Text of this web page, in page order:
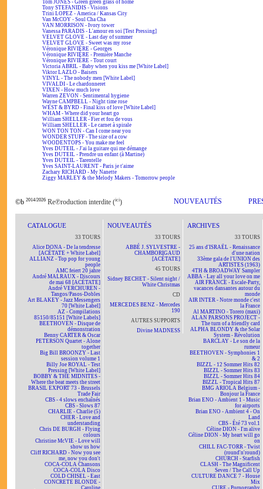
Tom JONES - Green green grass of home
Tony STEFANIDIS - Visions
Trini LOPEZ - America / Kansas City
Van McCOY - Soul Cha Cha
VAN MORRISON - Ivory tower
Vanessa PARADIS - L'amour en soi [Test Pressing]
VELVET GLOVE - Last day of summer
VELVET GLOVE - Sweet was my rose
Véronique RIVIÈRE - Georges
Véronique RIVIÈRE - Première Manche
Véronique RIVIÈRE - Tout court
Victoria ABRIL - Baby when you kiss me [White Label]
Viktor LAZLO - Baisers
VINYL - The nobody men [White Label]
VIVALDI - Le chardonneret
VIXEN - How much love
Warren ZEVON - Sentimental hygiene
Wayne CAMPBELL - Night time rose
WEST & BYRD - Final kiss of love [White Label]
WHAM - Where did your heart go
William SHELLER - Fier et fou de vous
William SHELLER - Le carnet à spirale
WON TON TON - Can I come near you
WONDER STUFF - The size of a cow
WOODENTOPS - You make me feel
Yves DUTEIL - J'ai la guitare qui me démange
Yves DUTEIL - Prendre un enfant (à Martine)
Yves DUTEIL - Tarentelle
Yves SAINT-LAURENT - Paris je t'aime
Zachary RICHARD - My Nanette
Ziggy MARLEY & the Melody Makers - Tomorrow people
©b 2014/2026 Re℗roduction interdite (ici) NOUVEAUTÉS
CATALOGUE
33 TOURS
Alice DONA - De la tendresse
[ACÉTATE + White Label]
ALLIANZ - Top pop for young
people
AMC feiert 20 jahre
André MALRAUX - Discours
de mai 68 [ACÉTATE]
André VERCHUREN -
Tangos/Pasos-Dobles
Art BLAKEY - Jazz Messengers
70 [White Label]
AZ - Compilations
85150/85151 [White Labels]
BEETHOVEN - Disque de
démonstration
Benny CARTER & Oscar
PETERSON Quartet - Alone
together
Big Bill BROONZY - Last
session volume 1
Billy Joe ROYAL - Test
Pressing [White Label]
BOBBY & THE MIDNITES -
Where the beat meets the street
BRASIL EXPORT 73 - Brussels
Trade Fair
CBS - 4 slows enchaînés
CBS - Slows 87
CHARLIE - Charlie (5)
CHER - Love and
understanding
Chris DE BURGH - Flying
colours
Christine McVIE - Love will
show us how
Cliff RICHARD - Now you see
me, now you don't
COCA-COLA Chansons
COCA-COLA Disco
COLD CHISEL - East
CONCRETE BLONDE -
Caroline
NOUVEAUTÉS
33 TOURS
ABBÉ J. SYLVESTRE -
CHAMBORIGAUD
[ACÉTATE]
45 TOURS
Sidney BECHET - Silent night /
White Christmas
CD
MERCEDES BENZ - Mercedes
190
AUTRES SUPPORTS
Divine MADNESS
ARCHIVES
33 TOURS
25 ans d'ISRAËL - Renaissance
d'une nation
33ème gala de l'UNION des
ARTISTES (1963)
4TH & BROADWAY Sampler
ABBA - Lay all your love on me
AIR FRANCE - Escale-Party,
vacances dansantes autour du
monde
AIR INTER - Notre monde c'est
la France
Al MARTINO - Torero (maxi)
ALAN PARSONS PROJECT -
The turn of a friendly card
ALPHA BLONDY & the Solar
System - Révolution
BARCLAY - Le son de la
rumeur
BEETHOVEN - Symphonies 1
& 2
BIZZL - 12 Sommer Hits 82
BIZZL - Sommer Hits 83
BIZZL - Sommer Hits 84
BIZZL - Tropical Hits 87
BMG ARIOLA Belgium -
Bonjour la France
Brian ENO - Ambient 1 - Music
for airports
Brian ENO - Ambient 4 - On
Land
CBS - Été 73 vol.1
Céline DION - I'm alive
Céline DION - My heart will go
on
CHILL FAC-TORR - Twist
(round'n'round)
CHURCH - Starfish
CLASH - The Magnificent
Seven / The Call Up
CULTURE DANCE 7 - House
Mix
CURE - Pornography